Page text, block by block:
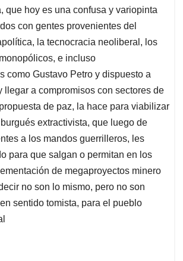
que hoy es una confusa y variopinta
con gentes provenientes del
la tecnocracia neoliberal, los
e incluso
como Gustavo Petro y dispuesto a
llegar a compromisos con sectores de
de paz, la hace para viabilizar
extractivista, que luego de
a los mandos guerrilleros, les
para que salgan o permitan en los
de megaproyectos minero
no son lo mismo, pero no son
sentido tomista, para el pueblo